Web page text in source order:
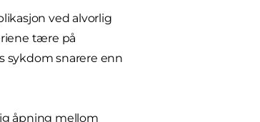
ved alvorlig
tære på
sykdom snarere enn
åpning mellom